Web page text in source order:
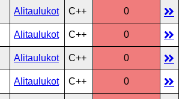
Alitaulukot C++
0
Alitaulukot C++
0
Alitaulukot C++
0
Alitaulukot C++
0